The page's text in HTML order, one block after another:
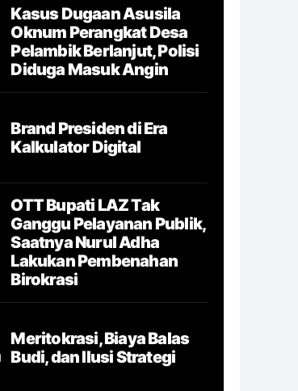
Kasus Dugaan Asusila
Oknum Perangkat Desa
Pelambik Berlanjut, Polisi
Diduga Masuk Angin
Brand Presiden di Era
Kalkulator Digital
OTT Bupati LAZ Tak
Ganggu Pelayanan Publik,
Saatnya Nurul Adha
Lakukan Pembenahan
Birokrasi
Meritokrasi, Biaya Balas
Budi, dan Ilusi Strategi